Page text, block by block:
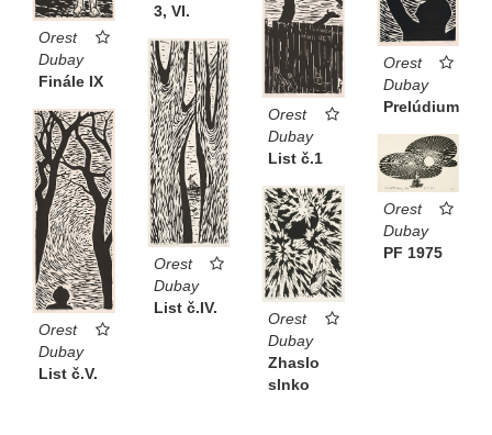
3, VI.
Orest
Dubay
Finále IX
Orest
Dubay
Prelúdium
Orest
Dubay
List č.1
Orest
Dubay
List č.IV.
Orest
Dubay
List č.V.
Orest
Dubay
PF 1975
Orest
Dubay
Zhaslo
slnko